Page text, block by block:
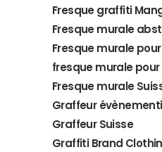
Fresque graffiti
Fresque murale
Fresque murale
fresque murale
Fresque murale
Graffeur
Graffeur Suisse
Graffiti Brand